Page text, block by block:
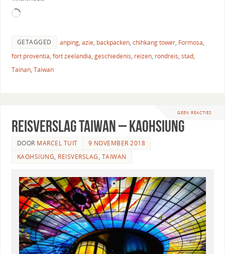
GETAGGED anping, azie, backpacken, chihkang tower, Formosa,
fort proventia, fort zeelandia, geschiedenis, reizen, rondreis, stad,
Tainan, Taiwan
GEEN REACTIES
Reisverslag Taiwan – Kaohsiung
DOOR MARCEL TUIT
9 NOVEMBER 2018
KAOHSIUNG, REISVERSLAG, TAIWAN